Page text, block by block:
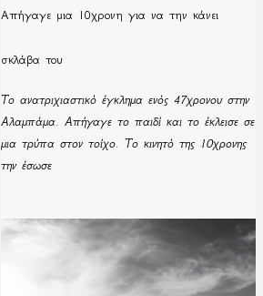
Απήγαγε μια 10χρονη για να την κάνει
σκλάβα του
Το ανατριχιαστικό έγκλημα ενός 47χρονου στην
Αλαμπάμα. Απήγαγε το παιδί και το έκλεισε σε
μια τρύπα στον τοίχο. Το κινητό της 10χρονης
την έσωσε